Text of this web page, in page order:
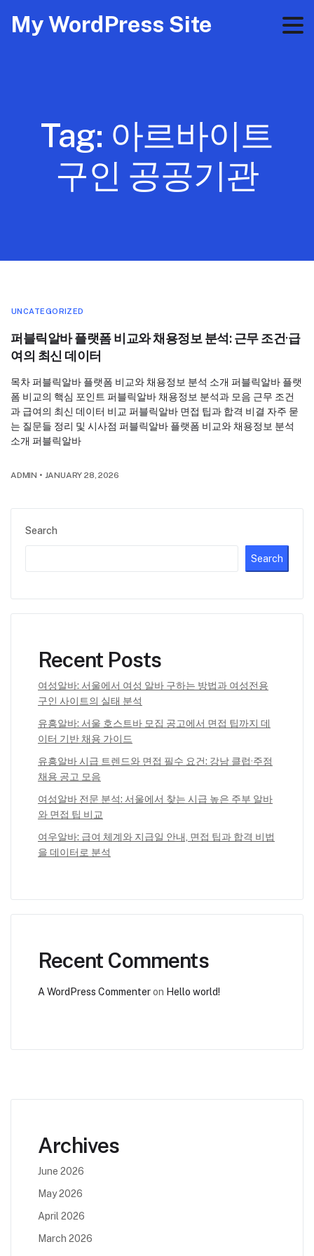
My WordPress Site
Tag: 아르바이트
구인 공공기관
Search
Search
Recent Posts
여성알바: 서울에서 여성 알바 구하는 방법과 여성전용
구인 사이트의 실태 분석
유흥알바: 서울 호스트바 모집 공고에서 면접 팁까지 데
이터 기반 채용 가이드
유흥알바 시급 트렌드와 면접 필수 요건: 강남 클럽·주점
채용 공고 모음
여성알바 전문 분석: 서울에서 찾는 시급 높은 주부 알바
와 면접 팁 비교
여우알바: 급여 체계와 지급일 안내, 면접 팁과 합격 비법
을 데이터로 분석
Recent Comments
A WordPress Commenteron Hello world!
UNCATEGORIZED
퍼블릭알바 플랫폼 비교와 채용정보 분석: 근무 조건·급
여의 최신 데이터
목차 퍼블릭알바 플랫폼 비교와 채용정보 분석 소개 퍼블릭알바 플랫
폼 비교의 핵심 포인트 퍼블릭알바 채용정보 분석과 모음 근무 조건
과 급여의 최신 데이터 비교 퍼블릭알바 면접 팁과 합격 비결 자주 묻
는 질문들 정리 및 시사점 퍼블릭알바 플랫폼 비교와 채용정보 분석
소개 퍼블릭알바
ADMIN • JANUARY 28, 2026
Archives
June 2026
May 2026
April 2026
March 2026